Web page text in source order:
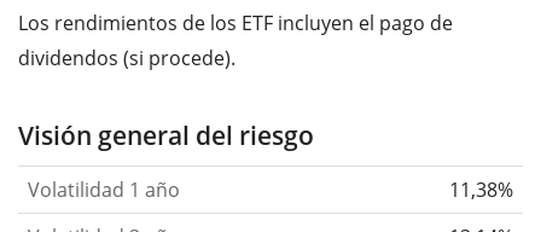
Los rendimientos de los ETF incluyen el pago de
dividendos (si procede).
Visión general del riesgo
Volatilidad 1 año
11,38%